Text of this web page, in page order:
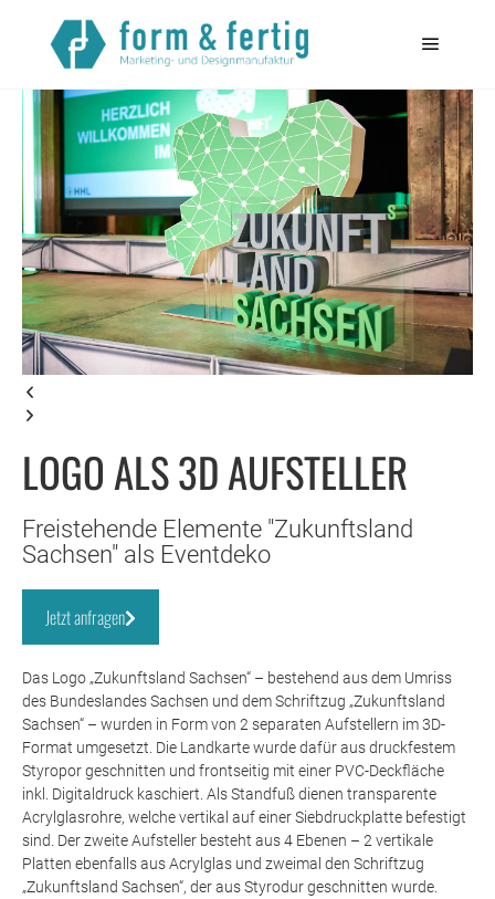
Startseite > Referenzen > Logo als 3D Aufsteller
LOGO ALS 3D AUFSTELLER
Freistehende Elemente "Zukunftsland
Sachsen" als Eventdeko
Jetzt anfragen
Das Logo „Zukunftsland Sachsen“ – bestehend aus dem Umriss
des Bundeslandes Sachsen und dem Schriftzug „Zukunftsland
Sachsen“ – wurden in Form von 2 separaten Aufstellern im 3D-
Format umgesetzt. Die Landkarte wurde dafür aus druckfestem
Styropor geschnitten und frontseitig mit einer PVC-Deckfläche
inkl. Digitaldruck kaschiert. Als Standfuß dienen transparente
Acrylglasrohre, welche vertikal auf einer Siebdruckplatte befestigt
sind. Der zweite Aufsteller besteht aus 4 Ebenen – 2 vertikale
Platten ebenfalls aus Acrylglas und zweimal den Schriftzug
„Zukunftsland Sachsen“, der aus Styrodur geschnitten wurde.